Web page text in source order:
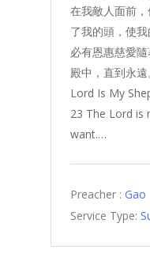
在我敵人面前
了我的頭，使
必有恩惠慈愛
殿中，直到永
Lord Is My
23 The Lord is
want.…
Preacher : Gao
Service Type: